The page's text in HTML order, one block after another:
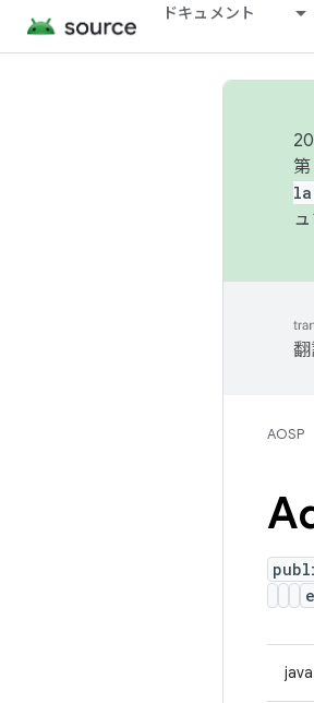
ドキュメント
AOSP